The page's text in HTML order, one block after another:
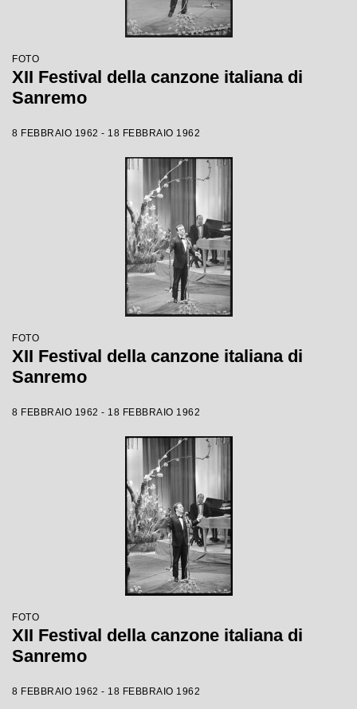
FOTO
XII Festival della canzone italiana di
Sanremo
8 FEBBRAIO 1962 - 18 FEBBRAIO 1962
FOTO
XII Festival della canzone italiana di
Sanremo
8 FEBBRAIO 1962 - 18 FEBBRAIO 1962
FOTO
XII Festival della canzone italiana di
Sanremo
8 FEBBRAIO 1962 - 18 FEBBRAIO 1962